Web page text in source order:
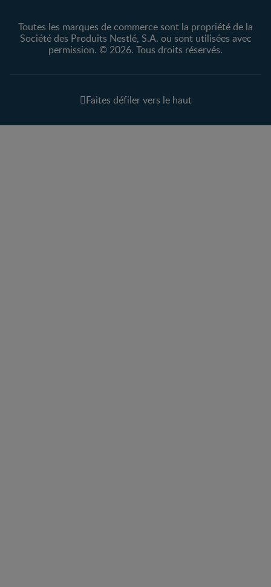
Toutes les marques de commerce sont la propriété de la
Société des Produits Nestlé, S.A. ou sont utilisées avec
permission. © 2026. Tous droits réservés.
Faites défiler vers le haut